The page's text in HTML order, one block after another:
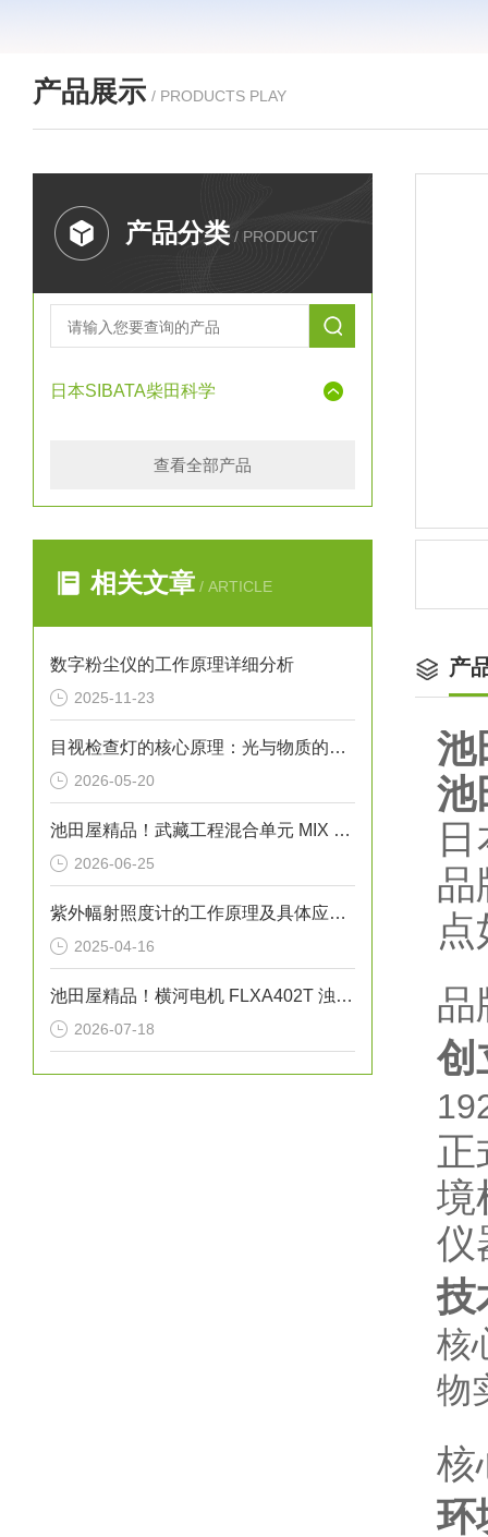
产品展示 / PRODUCTS PLAY
产品分类 / PRODUCT
日本SIBATA柴田科学
查看全部产品
相关文章 / ARTICLE
数字粉尘仪的工作原理详细分析
2025-11-23
目视检查灯的核心原理：光与物质的相互作用
2026-05-20
池田屋精品！武藏工程混合单元 MIX MASTER MB-30E-02 参数介绍
2026-06-25
紫外幅射照度计的工作原理及具体应用场景
2025-04-16
池田屋精品！横河电机 FLXA402T 浊度/余氯液体分析仪
2026-07-18
产
池
池
品
品
创
正
境
仪
技
核
物
核
环